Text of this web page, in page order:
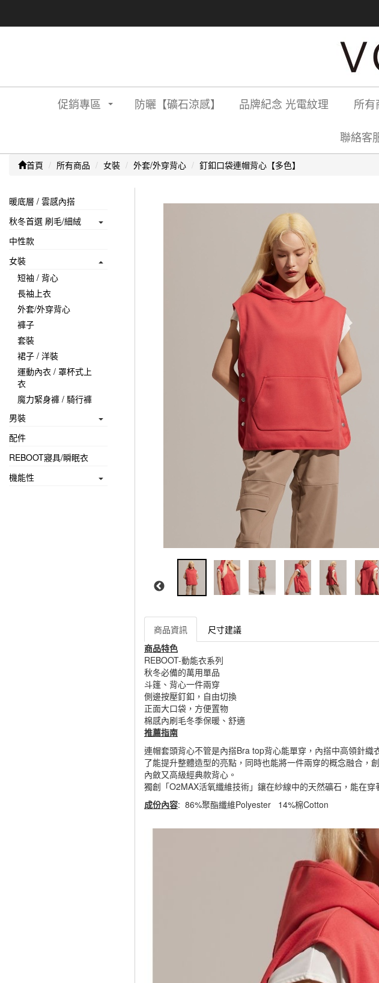
促銷專區 防曬【礦石涼感】 品牌紀念 光電紋理 所有
聯絡客
首頁 所有商品 女裝 外套/外穿背心 釘釦口袋連帽背心【多色】
暖底層 / 雲感內搭
秋冬首選 刷毛/細絨
中性款
女裝
短袖 / 背心
長袖上衣
外套/外穿背心
褲子
套裝
裙子 / 洋裝
運動內衣 / 罩杯式上
衣
魔力緊身褲 / 騎行褲
男裝
配件
REBOOT寢具/瞬眠衣
機能性
商品資訊
尺寸建議
商品特色
REBOOT-動能衣系列
秋冬必備的萬用單品
斗篷、背心一件兩穿
側邊按壓釘釦，自由切換
正面大口袋，方便置物
棉感內刷毛冬季保暖、舒適
推薦指南
連帽套頭背心不管是內搭Bra top背心能單穿，內搭中高領針
了能提升整體造型的亮點，同時也能將一件兩穿的概念融合
內斂又高級經典款背心。
獨創「O2MAX活氧纖維技術」鑲在紗線中的天然礦石，能在
成份內容: 86%聚酯纖維Polyester 14%棉Cotton